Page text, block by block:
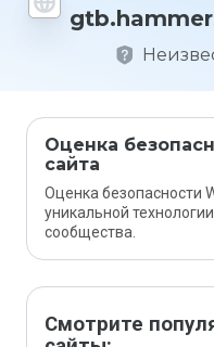
Оценка
сайта
Оценка безопасности
уникальной
сообщества.
Смотрите